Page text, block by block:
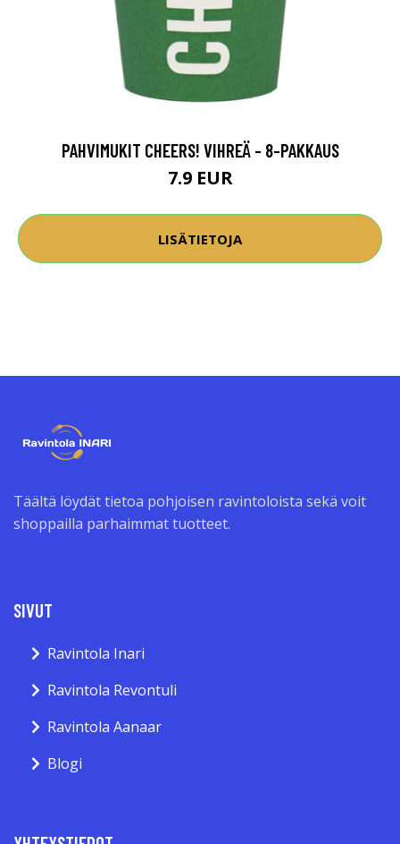
PAHVIMUKIT CHEERS! VIHREÄ - 8-PAKKAUS
7.9 EUR
LISÄTIETOJA
Täältä löydät tietoa pohjoisen ravintoloista sekä voit
shoppailla parhaimmat tuotteet.
SIVUT
Ravintola Inari
Ravintola Revontuli
Ravintola Aanaar
Blogi